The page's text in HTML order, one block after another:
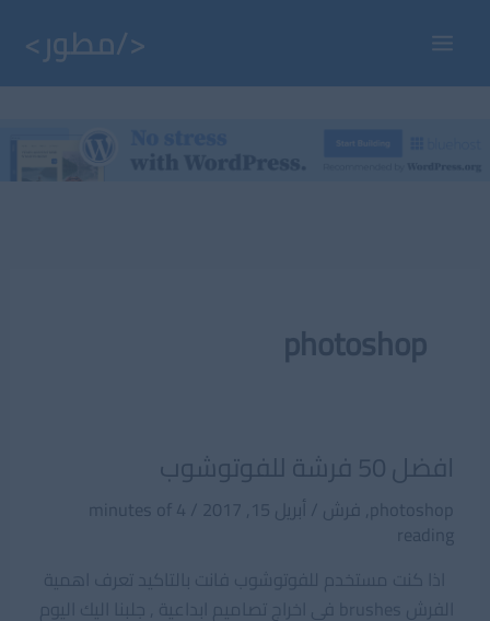
Main
photoshop
افضل 50 فرشة للفوتوشوب
photoshop
, فرش / أبريل 15, 2017 /
4 minutes of
reading